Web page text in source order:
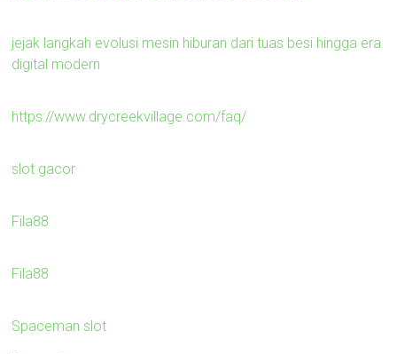
jejak langkah evolusi mesin hiburan dari tuas besi hingga era
digital modern
https://www.drycreekvillage.com/faq/
slot gacor
Fila88
Fila88
Spaceman slot